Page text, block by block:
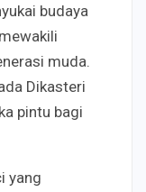
budaya
muda.
Dikasteri
pintu bagi
yang